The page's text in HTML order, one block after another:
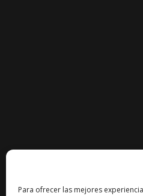
Para ofrecer las mejores